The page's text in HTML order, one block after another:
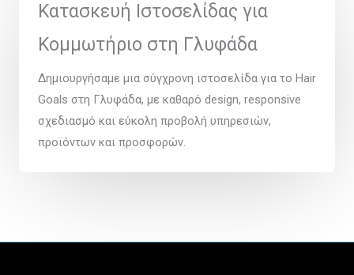
Κατασκευή Ιστοσελίδας για
Κομμωτήριο στη Γλυφάδα
Δημιουργήσαμε μια σύγχρονη ιστοσελίδα για το Hair
Goals στη Γλυφάδα, με καθαρό design, responsive
σχεδιασμό και εύκολη προβολή υπηρεσιών,
προϊόντων και προσφορών.